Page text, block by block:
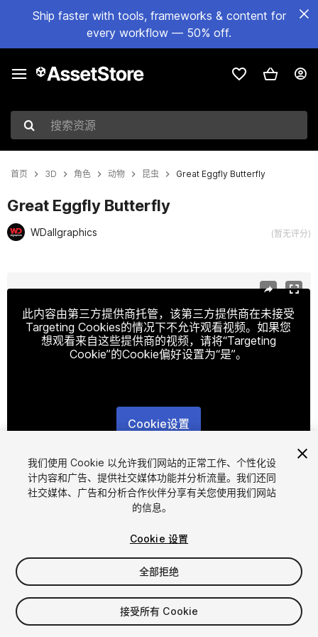
Ship faster with tools, frameworks & content for
every workflow — 50% off.
搜索资源
首页 3D 角色 动物 昆虫 Great Eggfly Butterfly
Great Eggfly Butterfly
WDallgraphics (暂无评分)
此内容由第三方提供商托管，该第三方提供商在未接受
Targeting Cookies的情况下不允许观看视频。如果您
想观看来自这些提供商的视频，请将“Targeting
Cookie”的Cookie偏好设置为“是”。
Cookie设置
1/11
$9.99
增值税将在结算时计算
我们使用 Cookie 以允许我们网站的正常工作、个性化设
计内容和广告、提供社交媒体功能并分析流量。我们还同
社交媒体、广告和分析合作伙伴分享有关您使用我们网站
的信息。
Cookie 设置
全部拒绝
接受所有 Cookie